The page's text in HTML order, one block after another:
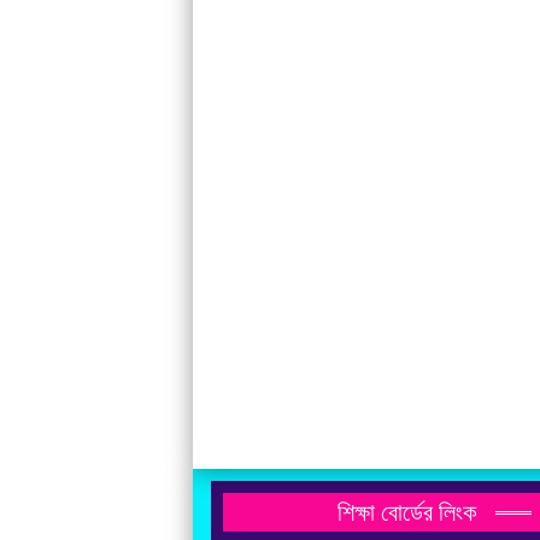
শিক্ষা বোর্ডের লিংক